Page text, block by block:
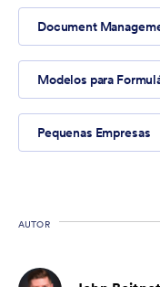
Document
Modelos para
Pequenas Empresas
AUTOR